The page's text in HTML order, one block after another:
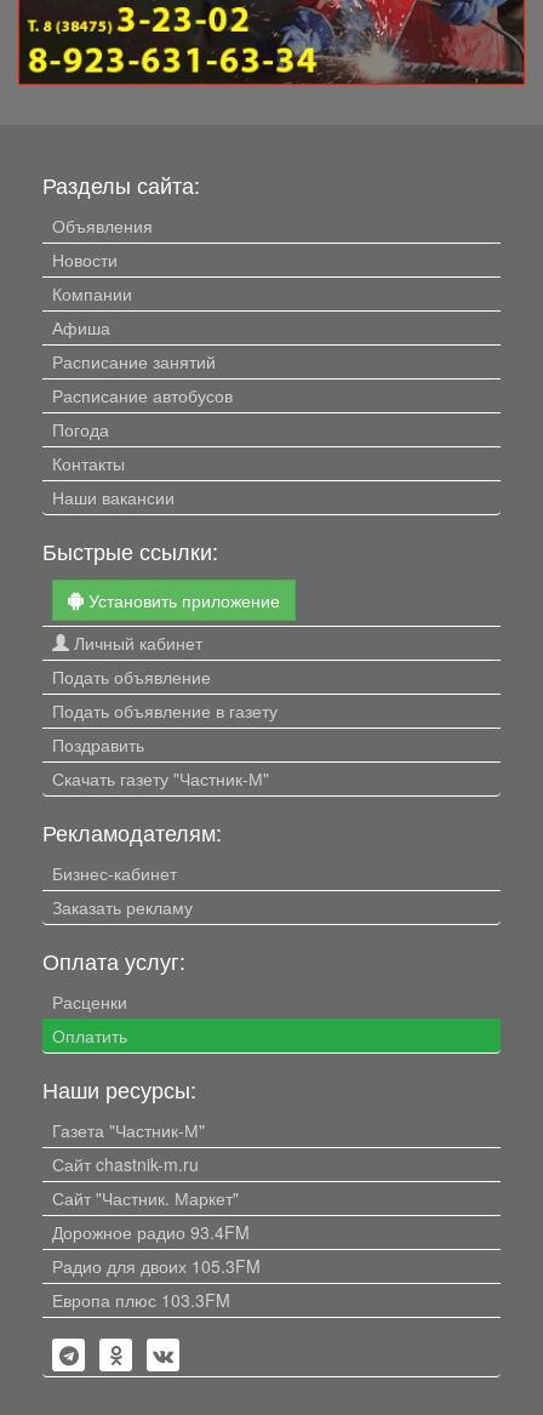
Разделы сайта:
Объявления
Новости
Компании
Афиша
Расписание занятий
Расписание автобусов
Погода
Контакты
Наши вакансии
Быстрые ссылки:
Установить приложение
Личный кабинет
Подать объявление
Подать объявление в газету
Поздравить
Скачать газету "Частник-М"
Рекламодателям:
Бизнес-кабинет
Заказать рекламу
Оплата услуг:
Расценки
Оплатить
Наши ресурсы:
Газета "Частник-М"
Сайт chastnik-m.ru
Сайт "Частник. Маркет"
Дорожное радио 93.4FM
Радио для двоих 105.3FM
Европа плюс 103.3FM